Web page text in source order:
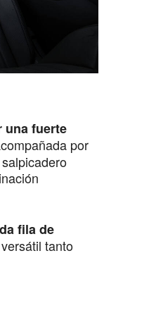
una fuerte
por
fila de
tanto